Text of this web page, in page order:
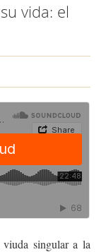
vida: el
singular a la